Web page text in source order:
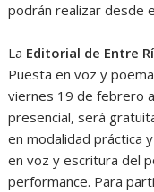
podrán realizar desde
La Editorial de Entre
Puesta en voz y
viernes 19 de febrero
presencial, será
en modalidad práctica
en voz y escritura del
performance. Para